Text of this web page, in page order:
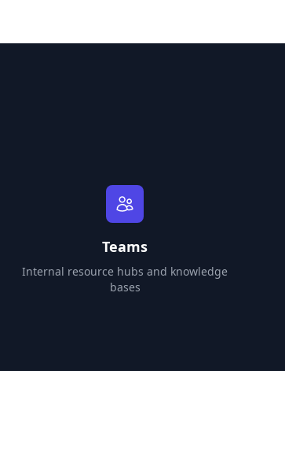
Teams
Internal resource hubs and knowledge
bases